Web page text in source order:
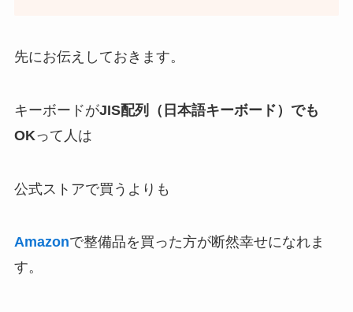
先にお伝えしておきます。
キーボードがJIS配列（日本語キーボード）でも
OKって人は
公式ストアで買うよりも
Amazonで整備品を買った方が断然幸せになれま
す。